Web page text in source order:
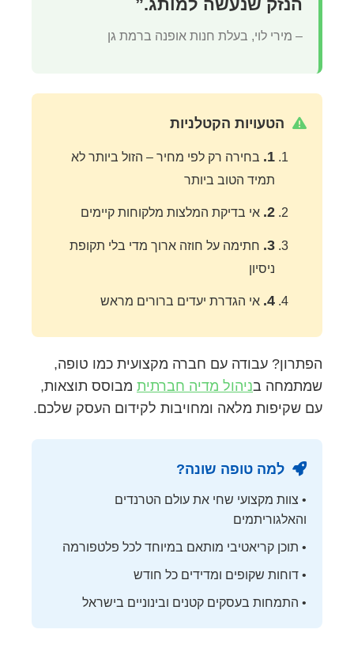
הנזק שנעשה למותג.”
– מירי לוי, בעלת חנות אופנה ברמת גן
הטעויות הקטלניות
1.
בחירה רק לפי מחיר – הזול ביותר לא
תמיד הטוב ביותר
2. אי בדיקת המלצות מלקוחות קיימים
3. חתימה על חוזה ארוך מדי בלי תקופת
ניסיון
4. אי הגדרת יעדים ברורים מראש
הפתרון? עבודה עם חברה מקצועית כמו טופה,
שמתמחה בניהול מדיה חברתית מבוסס תוצאות,
עם שקיפות מלאה ומחויבות לקידום העסק שלכם.
למה טופה שונה?
• צוות מקצועי שחי את עולם הטרנדים
והאלגוריתמים
• תוכן קריאטיבי מותאם במיוחד לכל פלטפורמה
• דוחות שקופים ומדידים כל חודש
• התמחות בעסקים קטנים ובינוניים בישראל